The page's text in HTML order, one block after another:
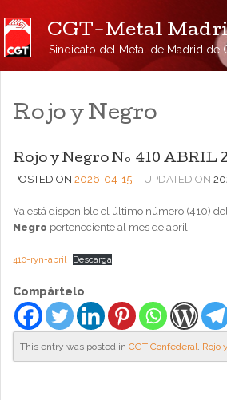
CGT-Metal
Sindicato del Metal de Madrid de
Rojo y Negro
Rojo y Negro Nº 410 ABRIL
POSTED ON 2026-04-15 UPDATED ON
Ya está disponible el último número (410)
Negro perteneciente al mes de abril.
410-ryn-abril Descarga
Compártelo
This entry was posted in CGT Confederal, Rojo